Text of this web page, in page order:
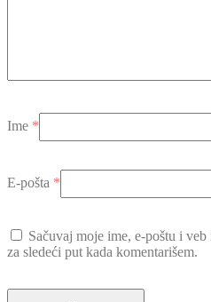
Ime *
E-pošta *
Sačuvaj moje ime, e-poštu i
za sledeći put kada komentarišem.